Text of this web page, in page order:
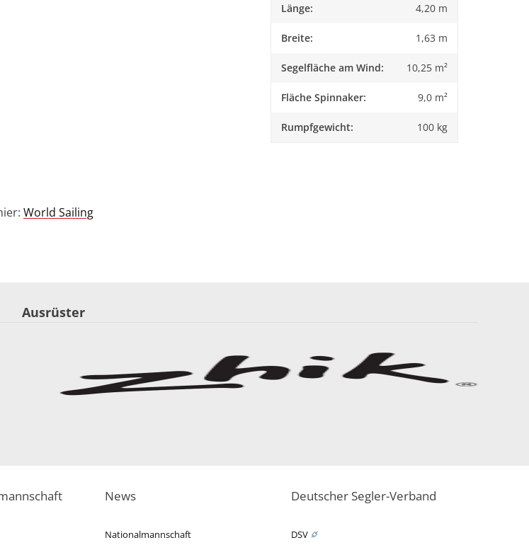
Länge 4,20 m
Breite 1,63 m
Segelfläche am Wind 10,25 m²
Fläche Spinnaker 9,0 m²
Rumpfgewicht 100 kg
World Sailing
Ausrüster
Deutscher Segler-Verband
DSV
News
Nationalmannschaft